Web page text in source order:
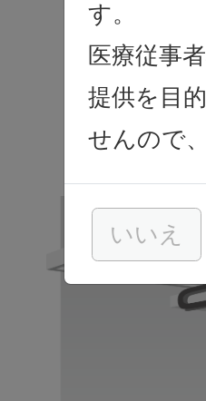
す。
医療従事
提供を目
せんので
いいえ